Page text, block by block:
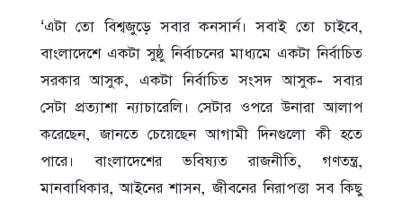
‘এটা তো বিশ্বজুড়ে সবার কনসার্ন। সবাই তো চাইবে,
বাংলাদেশে একটা সুষ্ঠু নির্বাচনের মাধ্যমে একটা নির্বাচিত
সরকার আসুক, একটা নির্বাচিত সংসদ আসুক- সবার
সেটা প্রত্যাশা ন্যাচারেলি। সেটার ওপরে উনারা আলাপ
করেছেন, জানতে চেয়েছেন আগামী দিনগুলো কী হতে
পারে। বাংলাদেশের ভবিষ্যত রাজনীতি, গণতন্ত্র,
মানবাধিকার, আইনের শাসন, জীবনের নিরাপত্তা সব কিছু